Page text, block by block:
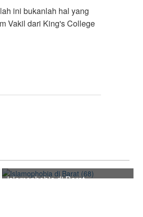
ini bukanlah hal yang
Vakil dari King's College
Islamophobia di Barat